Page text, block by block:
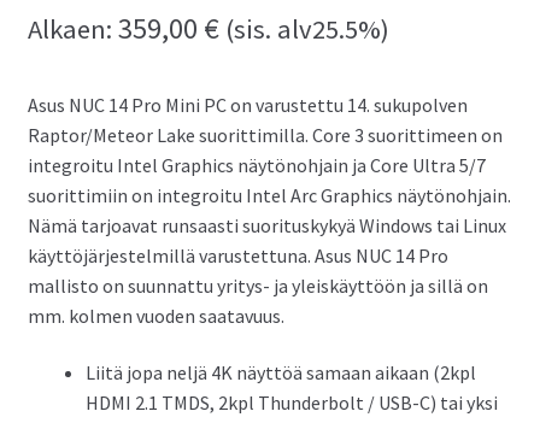
Alkaen: 359,00 €(sis. alv25.5%)
Asus NUC 14 Pro Mini PC on varustettu 14. sukupolven
Raptor/Meteor Lake suorittimilla. Core 3 suorittimeen on
integroitu Intel Graphics näytönohjain ja Core Ultra 5/7
suorittimiin on integroitu Intel Arc Graphics näytönohjain.
Nämä tarjoavat runsaasti suorituskykyä Windows tai Linux
käyttöjärjestelmillä varustettuna. Asus NUC 14 Pro
mallisto on suunnattu yritys- ja yleiskäyttöön ja sillä on
mm. kolmen vuoden saatavuus.
Liitä jopa neljä 4K näyttöä samaan aikaan (2kpl
HDMI 2.1 TMDS, 2kpl Thunderbolt / USB-C) tai yksi